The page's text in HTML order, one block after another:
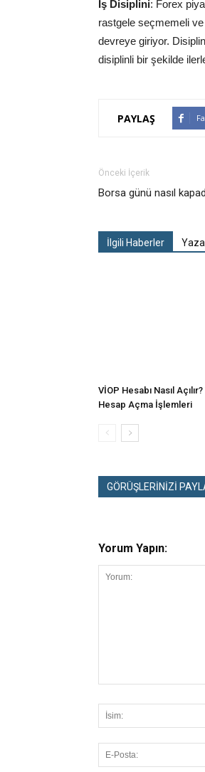
İş Disiplini: Forex
rastgele seçmemeli
devreye giriyor.
disiplinli bir şekilde
PAYLAŞ
Önceki İçerik
Borsa günü nasıl
İlgili Haberler
VİOP Hesabı Nasıl
Hesap Açma İşlemleri
GÖRÜŞLERİNİZİ
Yorum Yapın: